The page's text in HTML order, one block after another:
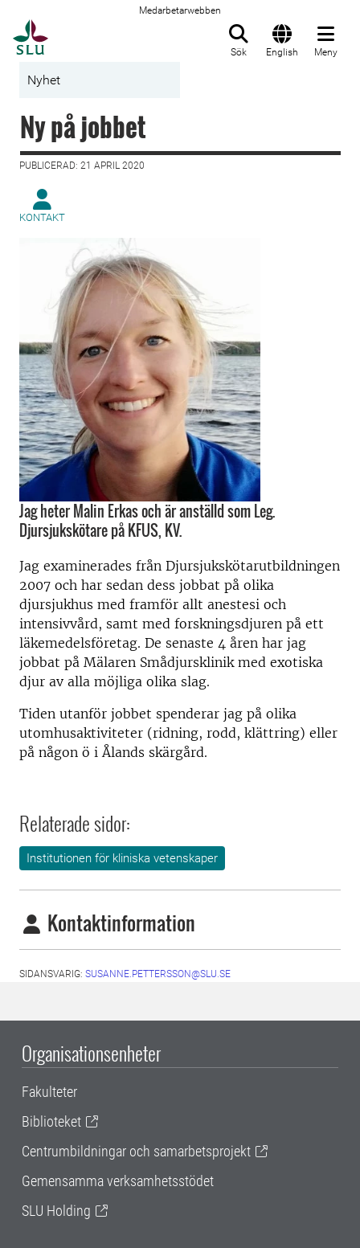
Medarbetarwebben
Sök English Meny
Nyhet
Ny på jobbet
PUBLICERAD: 21 APRIL 2020
KONTAKT
Jag heter Malin Erkas och är anställd som Leg.
Djursjukskötare på KFUS, KV.
Jag examinerades från Djursjukskötarutbildningen
2007 och har sedan dess jobbat på olika
djursjukhus med framför allt anestesi och
intensivvård, samt med forskningsdjuren på ett
läkemedelsföretag. De senaste 4 åren har jag
jobbat på Mälaren Smådjursklinik med exotiska
djur av alla möjliga olika slag.
Tiden utanför jobbet spenderar jag på olika
utomhusaktiviteter (ridning, rodd, klättring) eller
på någon ö i Ålands skärgård.
Relaterade sidor:
Institutionen för kliniska vetenskaper
Kontaktinformation
SIDANSVARIG: SUSANNE.PETTERSSON@SLU.SE
Organisationsenheter
Fakulteter
Biblioteket
Centrumbildningar och samarbetsprojekt
Gemensamma verksamhetsstödet
SLU Holding